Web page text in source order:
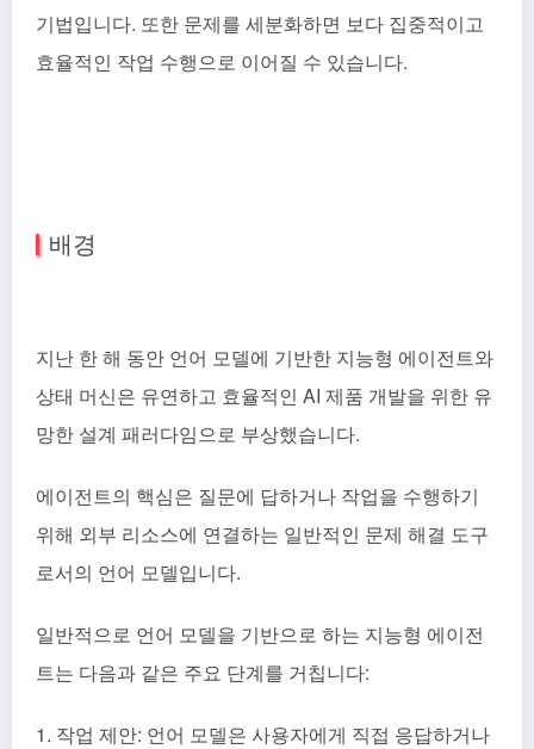
기법입니다. 또한 문제를 세분화하면 보다 집중적이고
효율적인 작업 수행으로 이어질 수 있습니다.
배경
지난 한 해 동안 언어 모델에 기반한 지능형 에이전트와
상태 머신은 유연하고 효율적인 AI 제품 개발을 위한 유
망한 설계 패러다임으로 부상했습니다.
에이전트의 핵심은 질문에 답하거나 작업을 수행하기
위해 외부 리소스에 연결하는 일반적인 문제 해결 도구
로서의 언어 모델입니다.
일반적으로 언어 모델을 기반으로 하는 지능형 에이전
트는 다음과 같은 주요 단계를 거칩니다:
1. 작업 제안: 언어 모델은 사용자에게 직접 응답하거나